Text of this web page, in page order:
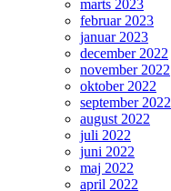
marts 2023
februar 2023
januar 2023
december 2022
november 2022
oktober 2022
september 2022
august 2022
juli 2022
juni 2022
maj 2022
april 2022